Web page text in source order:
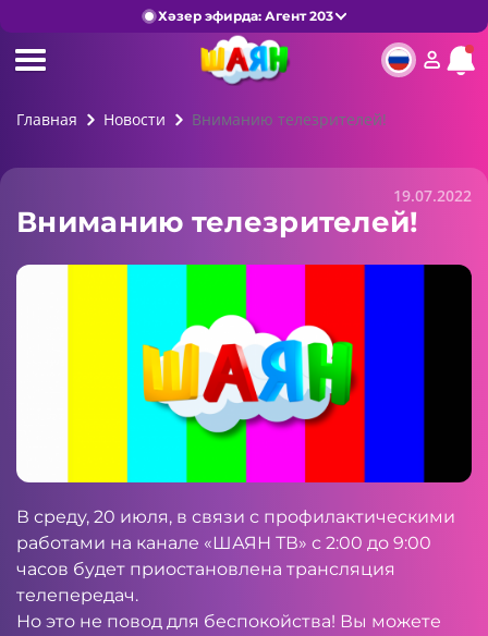
Хәзер эфирда: Агент 203
Главная Новости Вниманию телезрителей!
19.07.2022
Вниманию телезрителей!
В среду, 20 июля, в связи с профилактическими
работами на канале «ШАЯН ТВ» с 2:00 до 9:00
часов будет приостановлена трансляция
телепередач.
Но это не повод для беспокойства! Вы можете